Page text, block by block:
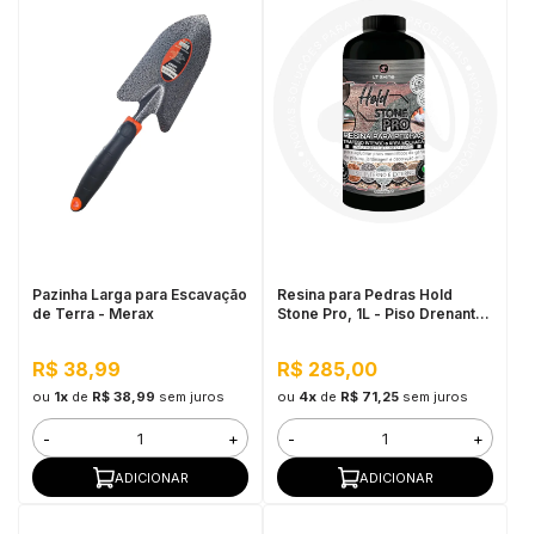
Pazinha Larga para Escavação
de Terra - Merax
R$ 38,99
ou 1xde R$ 38,99 sem juros
- +
ADICIONAR
Resina para Pedras Hold
Stone Pro, 1L - Piso Drenante
R$ 285,00
ou 4xde R$ 71,25 sem juros
- +
ADICIONAR